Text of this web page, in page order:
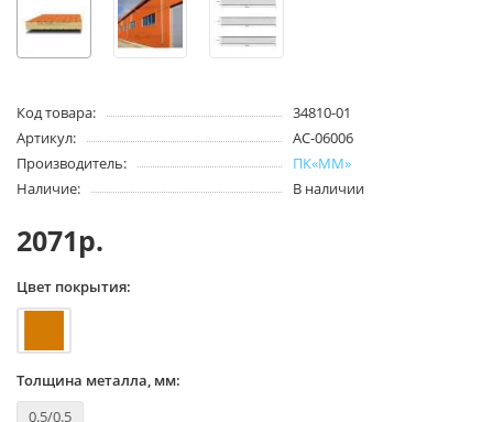
Код товара:
34810-01
Артикул:
AC-06006
Производитель:
ПК«ММ»
Наличие:
В наличии
2071р.
Цвет покрытия:
Толщина металла, мм:
0.5/0.5